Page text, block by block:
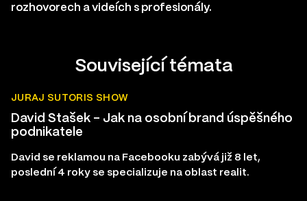
rozhovorech a videích s profesionály.
Související témata
JURAJ SUTORIS SHOW
David Stašek – Jak na osobní brand úspěšného
podnikatele
David se reklamou na Facebooku zabývá již 8 let,
poslední 4 roky se specializuje na oblast realit.